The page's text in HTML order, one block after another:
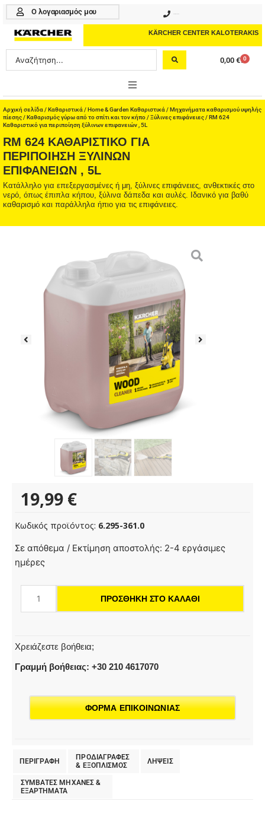
Μετάβαση
περιεχόμενο
Ο λογαριασμός μου
KÄRCHER CENTER KALOTERAKIS
Search
...
0,00 € 0
Cart
ONLINE SHOP
PROFESSIONAL
ΑΞΕΣΟΥΑΡ
ΚΑΘΑΡΙΣΤΙΚΑ
Αρχική σελίδα /Καθαριστικά /Home & Garden Καθαριστικά /Μηχανήματα καθαρισμού υψηλής
πίεσης/Καθαρισμός γύρω από το σπίτι και τον κήπο/Ξύλινες επιφάνειες/ RM 624
Καθαριστικό για περιποίηση ξύλινων επιφανειών , 5L
RM 624 ΚΑΘΑΡΙΣΤΙΚΌ ΓΙΑ
ΠΕΡΙΠΟΊΗΣΗ ΞΎΛΙΝΩΝ
ΕΠΙΦΑΝΕΙΏΝ , 5L
Κατάλληλο για επεξεργασμένες ή μη, ξύλινες επιφάνειες, ανθεκτικές στο
νερό, όπως έπιπλα κήπου, ξύλινα δάπεδα και αυλές. Ιδανικό για βαθύ
καθαρισμό και παράλληλα ήπιο για τις επιφάνειες.
19,99 €
Κωδικός προϊόντος: 6.295-361.0
Σε απόθεμα / Εκτίμηση αποστολής: 2-4 εργάσιμες
ημέρες
RM
624
περιποίηση
,
ποσότητα
ΠΡΟΣΘΉΚΗ ΣΤΟ ΚΑΛΆΘΙ
Χρειάζεστε βοήθεια;
Γραμμή βοήθειας: +30 210 4617070
ΦΟΡΜΑ ΕΠΙΚΟΙΝΩΝΙΑΣ
ΠΕΡΙΓΡΑΦΗ
ΠΡΟΔΙΑΓΡΑΦΕΣ
& EΞΟΠΛΙΣΜΟΣ
ΛΗΨΕΙΣ
ΣΥΜΒΑΤΕΣ ΜΗΧΑΝΕΣ &
ΕΞΑΡΤΗΜΑΤΑ